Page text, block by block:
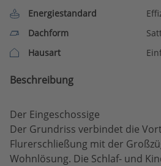
Energiestandard
Dachform
Hausart
Beschreibung
Der Eingeschossige
Der Grundriss verbindet die
Flurerschließung mit der
Wohnlösung. Die Schlaf- und